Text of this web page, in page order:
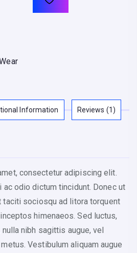
Information Reviews (1)
consectetur adipiscing elit.
odio dictum tincidunt. Donec ut
taciti sociosqu ad litora torquent
himenaeos. Sed luctus,
nibh sagittis augue, vel
Vestibulum aliquam augue